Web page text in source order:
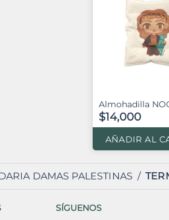
Almohadilla
$14,000
AÑADIR AL
DAMAS PALESTINAS /
SÍGUENOS